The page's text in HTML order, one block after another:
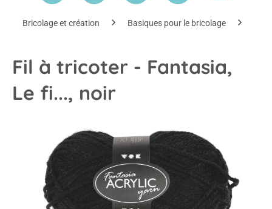
Bricolage et création Basiques pour le bricolage
Fil à tricoter - Fantasia,
Le fi..., noir